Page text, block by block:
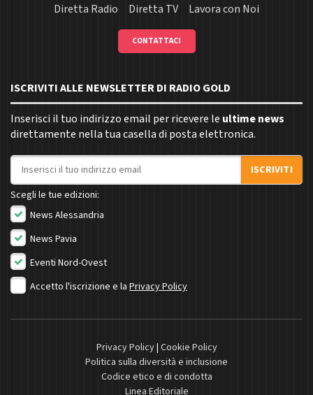
Diretta Radio
Diretta TV Lavora con Noi
CONTATTACI
ISCRIVITI ALLE NEWSLETTER DI RADIO GOLD
Inserisci il tuo indirizzo email per ricevere le ultime news
direttamente nella tua casella di posta elettronica.
Indirizzo email
ISCRIVITI
Scegli le tue edizioni:
News Alessandria
News Pavia
Eventi Nord-Ovest
Accetto l'iscrizione e la Privacy Policy
Privacy Policy| Cookie Policy
Politica sulla diversità e inclusione
Codice etico e di condotta
Linea Editoriale